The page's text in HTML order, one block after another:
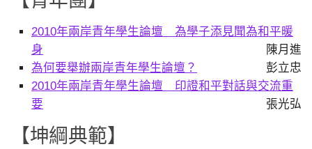
2010年兩岸青年學生論壇 為學子添見聞為和平暖
身
陳月進
為何要舉辦兩岸青年學生論壇？
彭立忠
2010年兩岸青年學生論壇 印證和平對話與交流重
要
張光弘
【坤綱典範】